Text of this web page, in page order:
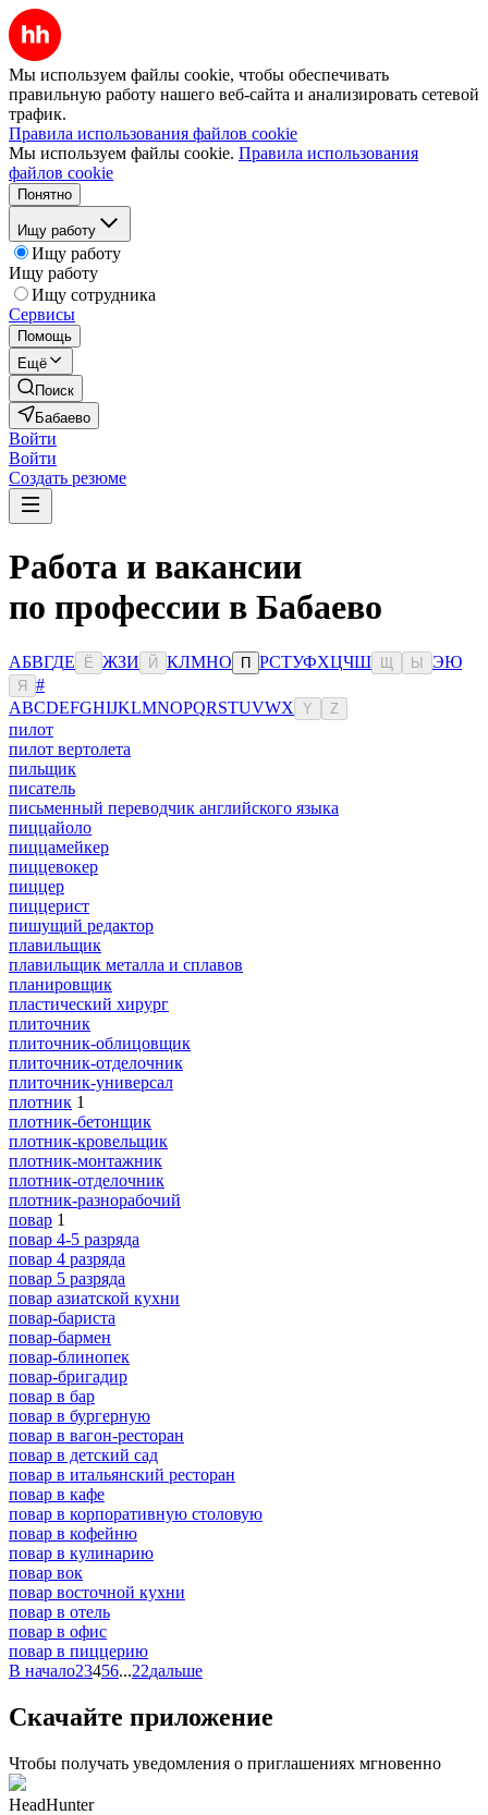
Мы используем файлы cookie, чтобы обеспечивать
правильную работу нашего веб-сайта и анализировать сетевой
трафик.
Правила использования файлов cookie
Мы используем файлы cookie. Правила использования
файлов cookie
Понятно
Ищу работу
Ищу работу
Ищу работу
Ищу сотрудника
Сервисы
Помощь
Ещё
Поиск
Бабаево
Войти
Войти
Создать резюме
Работа и вакансии
по профессии в Бабаево
АБВГДЕ Ё ЖЗИ Й КЛМНО П РСТУФХЦЧШ Ы ЭЮ
Я
#
ABCDEFGHIJKLMNOPQRSTUVWX Y Z
пилот
пилот вертолета
пильщик
писатель
письменный переводчик английского языка
пиццайоло
пиццамейкер
пиццевокер
пиццер
пиццерист
пишущий редактор
плавильщик
плавильщик металла и сплавов
планировщик
пластический хирург
плиточник
плиточник-облицовщик
плиточник-отделочник
плиточник-универсал
плотник 1
плотник-бетонщик
плотник-кровельщик
плотник-монтажник
плотник-отделочник
плотник-разнорабочий
повар 1
повар 4-5 разряда
повар 4 разряда
повар 5 разряда
повар азиатской кухни
повар-бариста
повар-бармен
повар-блинопек
повар-бригадир
повар в бар
повар в бургерную
повар в вагон-ресторан
повар в детский сад
повар в итальянский ресторан
повар в кафе
повар в корпоративную столовую
повар в кофейню
повар в кулинарию
повар вок
повар восточной кухни
повар в отель
повар в офис
повар в пиццерию
В начало23456...22дальше
Скачайте приложение
Чтобы получать уведомления о приглашениях мгновенно
HeadHunter